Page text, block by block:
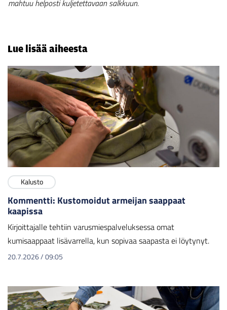
mahtuu helposti kuljetettavaan salkkuun.
Lue lisää aiheesta
Kalusto
Kommentti: Kustomoidut armeijan saappaat
kaapissa
Kirjoittajalle tehtiin varusmiespalveluksessa omat
kumisaappaat lisävarrella, kun sopivaa saapasta ei löytynyt.
20.7.2026/09:05